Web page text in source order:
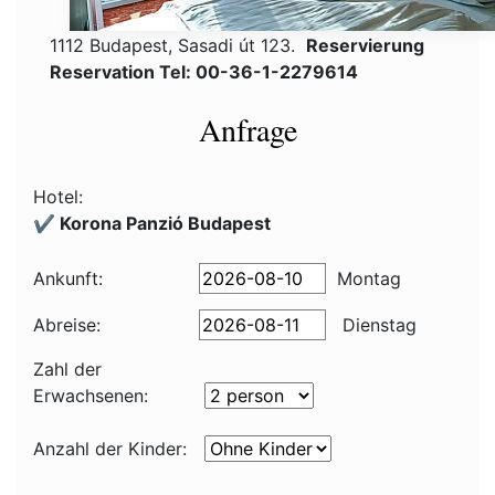
1112 Budapest, Sasadi út 123. Reservierung
Reservation Tel: 00-36-1-2279614
Anfrage
Hotel:
✔️ Korona Panzió Budapest
Ankunft: Montag
Abreise:
Dienstag
Zahl der
Erwachsenen:
Anzahl der Kinder: